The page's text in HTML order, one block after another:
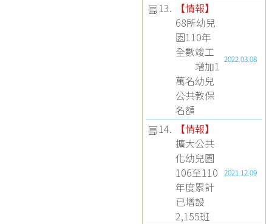
13. 【情報】
68所幼兒
園110年
全數竣工
增加1
萬名幼兒
公共教保
名額
2022.03.08
14. 【情報】
擴大公共
化幼兒園
106至110
年度累計
已增設
2,155班
2021.12.09